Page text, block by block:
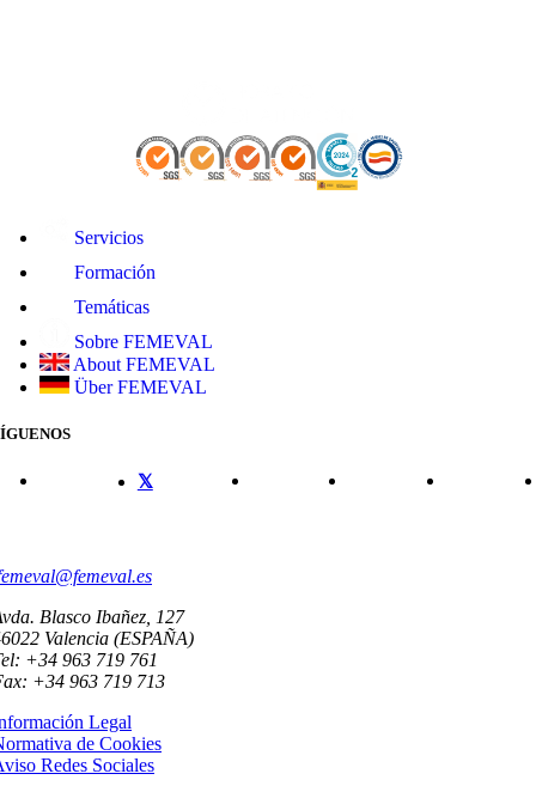
Servicios
Formación
Temáticas
Sobre FEMEVAL
About FEMEVAL
Über FEMEVAL
Blasco Ibañez, 127
Valencia (ESPAÑA)
+34 963 719 761
+34 963 719 713
Legal
de Cookies
Redes Sociales